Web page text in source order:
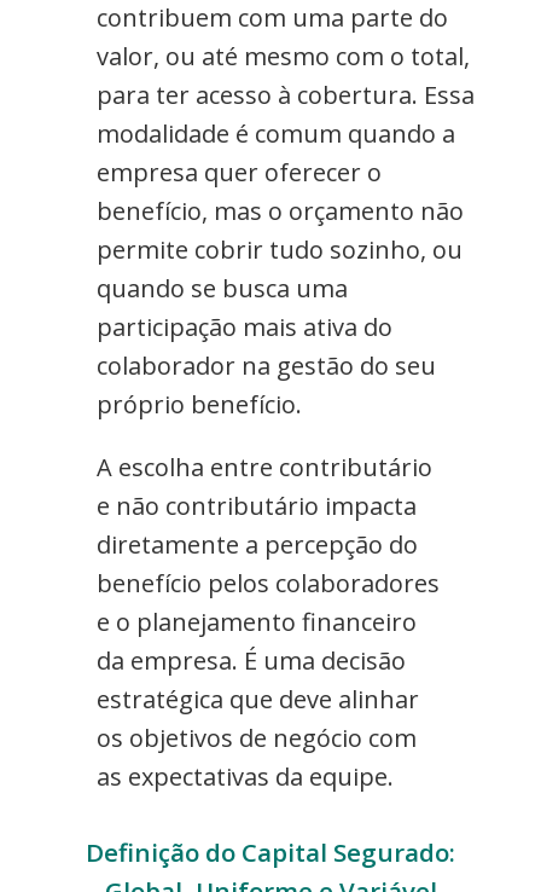
contribuem com uma parte do
valor, ou até mesmo com o total,
para ter acesso à cobertura. Essa
modalidade é comum quando a
empresa quer oferecer o
benefício, mas o orçamento não
permite cobrir tudo sozinho, ou
quando se busca uma
participação mais ativa do
colaborador na gestão do seu
próprio benefício.
A escolha entre contributário
e não contributário impacta
diretamente a percepção do
benefício pelos colaboradores
e o planejamento financeiro
da empresa. É uma decisão
estratégica que deve alinhar
os objetivos de negócio com
as expectativas da equipe.
Definição do Capital Segurado: